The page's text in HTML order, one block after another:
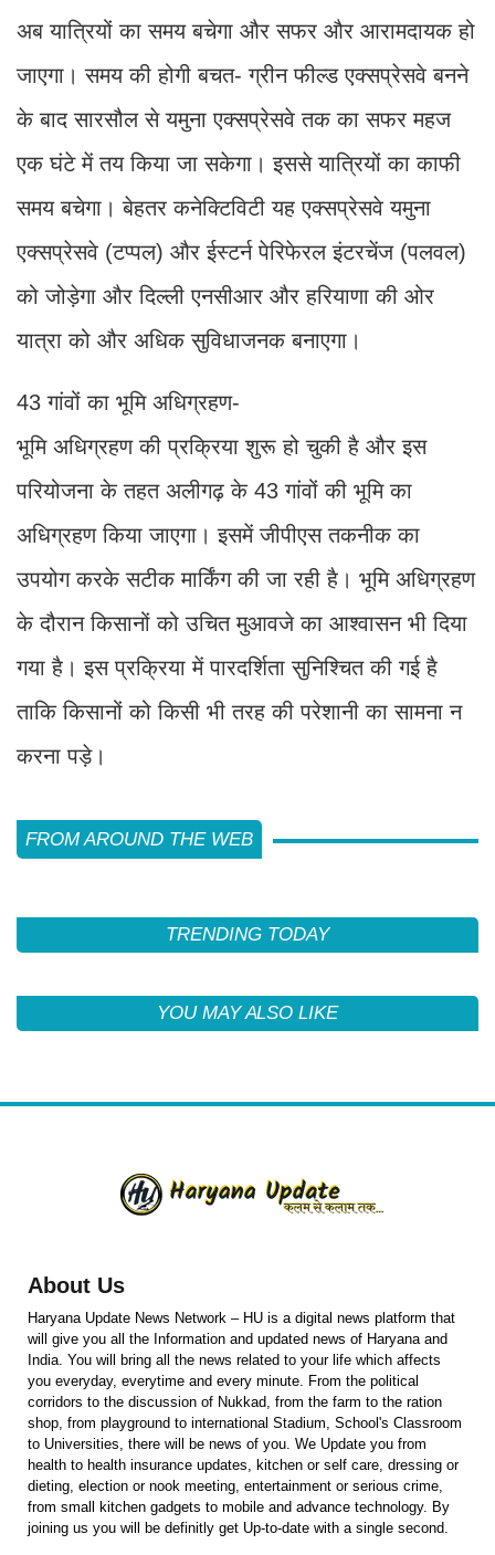
अब यात्रियों का समय बचेगा और सफर और आरामदायक हो
जाएगा। समय की होगी बचत- ग्रीन फील्ड एक्सप्रेसवे बनने
के बाद सारसौल से यमुना एक्सप्रेसवे तक का सफर महज
एक घंटे में तय किया जा सकेगा। इससे यात्रियों का काफी
समय बचेगा। बेहतर कनेक्टिविटी यह एक्सप्रेसवे यमुना
एक्सप्रेसवे (टप्पल) और ईस्टर्न पेरिफेरल इंटरचेंज (पलवल)
को जोड़ेगा और दिल्ली एनसीआर और हरियाणा की ओर
यात्रा को और अधिक सुविधाजनक बनाएगा।
43 गांवों का भूमि अधिग्रहण-
भूमि अधिग्रहण की प्रक्रिया शुरू हो चुकी है और इस
परियोजना के तहत अलीगढ़ के 43 गांवों की भूमि का
अधिग्रहण किया जाएगा। इसमें जीपीएस तकनीक का
उपयोग करके सटीक मार्किंग की जा रही है। भूमि अधिग्रहण
के दौरान किसानों को उचित मुआवजे का आश्वासन भी दिया
गया है। इस प्रक्रिया में पारदर्शिता सुनिश्चित की गई है
ताकि किसानों को किसी भी तरह की परेशानी का सामना न
करना पड़े।
FROM AROUND THE WEB
TRENDING TODAY
YOU MAY ALSO LIKE
About Us
Haryana Update News Network – HU is a digital news platform that
will give you all the Information and updated news of Haryana and
India. You will bring all the news related to your life which affects
you everyday, everytime and every minute. From the political
corridors to the discussion of Nukkad, from the farm to the ration
shop, from playground to international Stadium, School's Classroom
to Universities, there will be news of you. We Update you from
health to health insurance updates, kitchen or self care, dressing or
dieting, election or nook meeting, entertainment or serious crime,
from small kitchen gadgets to mobile and advance technology. By
joining us you will be definitly get Up-to-date with a single second.